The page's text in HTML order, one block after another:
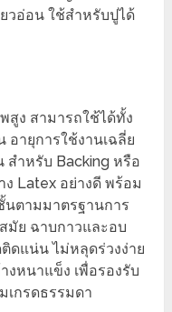
วอ่อน ใช้สำหรับปูได้
ง สามารถใช้ได้ทั้ง
ายุการใช้งานเฉลี่ย
ำหรับ Backing หรือ
Latex อย่างดี พร้อม
นตามมาตรฐานการ
มัย ฉาบกาวและอบ
แน่น ไม่หลุดร่วงง่าย
หนาแข็ง เพื่อรองรับ
เกรดธรรมดา